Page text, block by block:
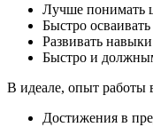
Лучше понимать
Быстро
Развивать
Быстро и
В идеале, опыт работы
Достижения в